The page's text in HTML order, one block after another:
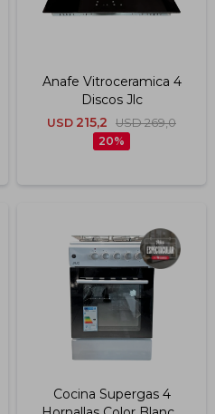
Anafe Vitroceramica 4
Discos Jlc
USD 215,2 USD 269,0
20
Cocina Supergas 4